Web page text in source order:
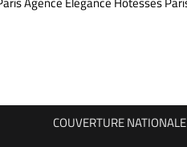
COUVERTURE